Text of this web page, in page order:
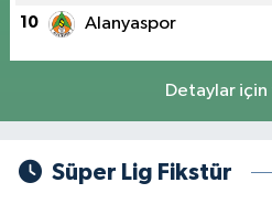
10 Alanyaspor
Detaylar için
Süper Lig Fikstür